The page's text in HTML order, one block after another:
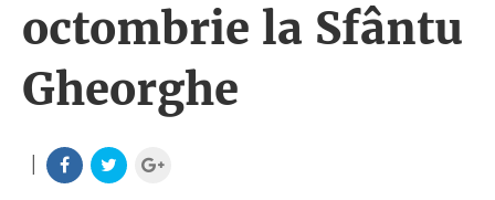
octombrie la Sfântu
Gheorghe
|